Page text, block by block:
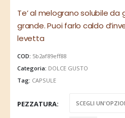
Te’ al melograno solubile da
grande. Puoi farlo caldo
levetta
COD: 5b2af89eff88
Categoria: DOLCE GUSTO
Tag: CAPSULE
PEZZATURA